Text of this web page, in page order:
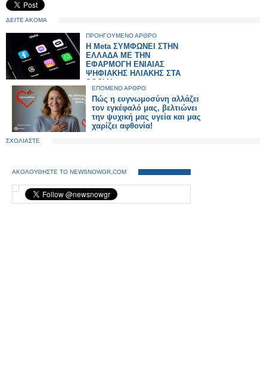
ΔΕΙΤΕ ΑΚΟΜΑ
ΠΡΟΗΓΟΥΜΕΝΟ ΑΡΘΡΟ
H Meta ΣΥΜΦΩΝΕΙ ΣΤΗΝ
ΕΛΛΑΔΑ ΜΕ ΤΗΝ
ΕΦΑΡΜΟΓΗ ΕΝΙΑΙΑΣ
ΨΗΦΙΑΚΗΣ ΗΛΙΑΚΗΣ ΣΤΑ
SOCIAL
ΕΠΟΜΕΝΟ ΑΡΘΡΟ
Πώς η ευγνωμοσύνη αλλάζει
τον εγκέφαλό μας, βελτιώνει
την ψυχική μας υγεία και μας
χαρίζει αφθονία!
ΣΧΟΛΙΑΣΤΕ
ΑΚΟΛΟΥΘΗΣΤΕ ΤΟ NEWSNOWGR.COM